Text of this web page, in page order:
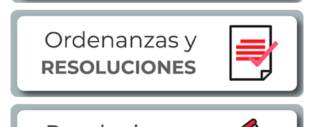
Transparencia
LOTAIP
GAD Macará
2025
2020